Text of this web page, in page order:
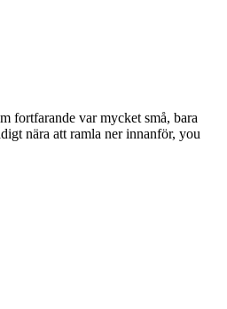
fortfarande var mycket små, bara
nära att ramla ner innanför, you